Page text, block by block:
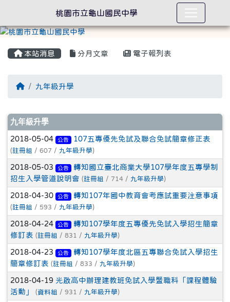
本站消息 分月文章 電子報列表
回首頁九年級升學
文章列表
九年級升學
2018-05-04 公告 107五專優先免試及聯合免試簡章修正表
(註冊組 / 607 / 九年級升學)
2018-05-03 公告
轉知國立臺北商業大學107學年度五專學制
招生入學管道說明會 (註冊組 / 714 / 九年級升學)
2018-04-30 公告 轉知107年國中教育會考應試重要注意事項
(註冊組 / 593 / 九年級升學)
2018-04-24 公告
轉知107學年度五專優先免試入學招生簡章
修訂表 (註冊組 / 831 / 九年級升學)
2018-04-23 公告
轉知107學年度北區五專聯合免試入學招生
簡章修訂表 (註冊組 / 833 / 九年級升學)
2018-04-19 光啟高中辦理建教班免試入學暨職科「課程體驗
活動」
(資料組 / 931 / 九年級升學)
桃園市立龜山國民中學